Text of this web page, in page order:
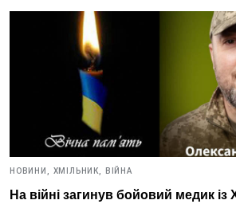
НОВИНИ, ХМІЛЬНИК, ВІЙНА
На війні загинув бойовий медик із